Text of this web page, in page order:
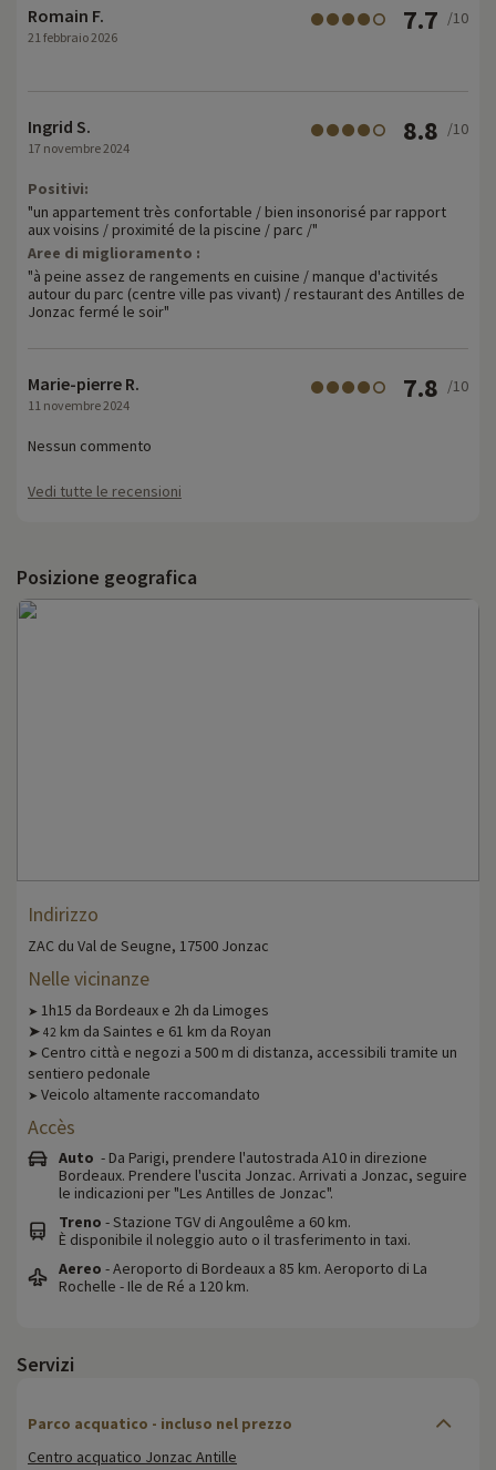
Romain F.
21 febbraio 2026
7.7 /10
Ingrid S.
17 novembre 2024
8.8 /10
Positivi:
"un appartement très confortable / bien insonorisé par rapport
aux voisins / proximité de la piscine / parc /"
Aree di miglioramento :
"à peine assez de rangements en cuisine / manque d'activités
autour du parc (centre ville pas vivant) / restaurant des Antilles de
Jonzac fermé le soir"
Marie-pierre R.
11 novembre 2024
7.8 /10
Nessun commento
Vedi tutte le recensioni
Posizione geografica
Indirizzo
ZAC du Val de Seugne, 17500 Jonzac
Nelle vicinanze
➤ 1h15 da Bordeaux e 2h da Limoges
➤ 42 km da Saintes e 61 km da Royan
➤ Centro città e negozi a 500 m di distanza, accessibili tramite un
sentiero pedonale
➤ Veicolo altamente raccomandato
Accès
Auto - Da Parigi, prendere l'autostrada A10 in direzione
Bordeaux. Prendere l'uscita Jonzac. Arrivati a Jonzac, seguire
le indicazioni per "Les Antilles de Jonzac".
Treno - Stazione TGV di Angoulême a 60 km.
È disponibile il noleggio auto o il trasferimento in taxi.
Aereo - Aeroporto di Bordeaux a 85 km. Aeroporto di La
Rochelle - Ile de Ré a 120 km.
Servizi
Parco acquatico - incluso nel prezzo
Centro acquatico Jonzac Antille